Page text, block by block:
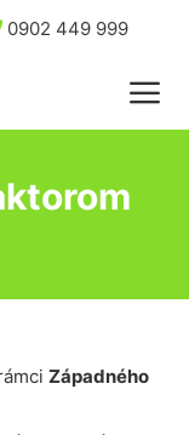
0902 449 999
Západného